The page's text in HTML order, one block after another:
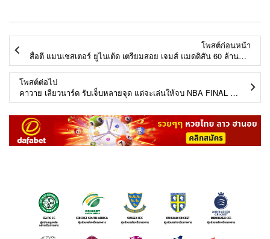
โพสต์ก่อนหน้า
สื่อตี แมนเชสเตอร์ ยูไนเต้ด เตรียมสอย เจมส์ แมดดิสัน 60 ล้านปอนด์
โพสต์ต่อไป
คาวาย เลียวนาร์ด รับเจ็บหลายจุด แต่จะเล่นให้จบ NBA FINAL ซีรี่ส์